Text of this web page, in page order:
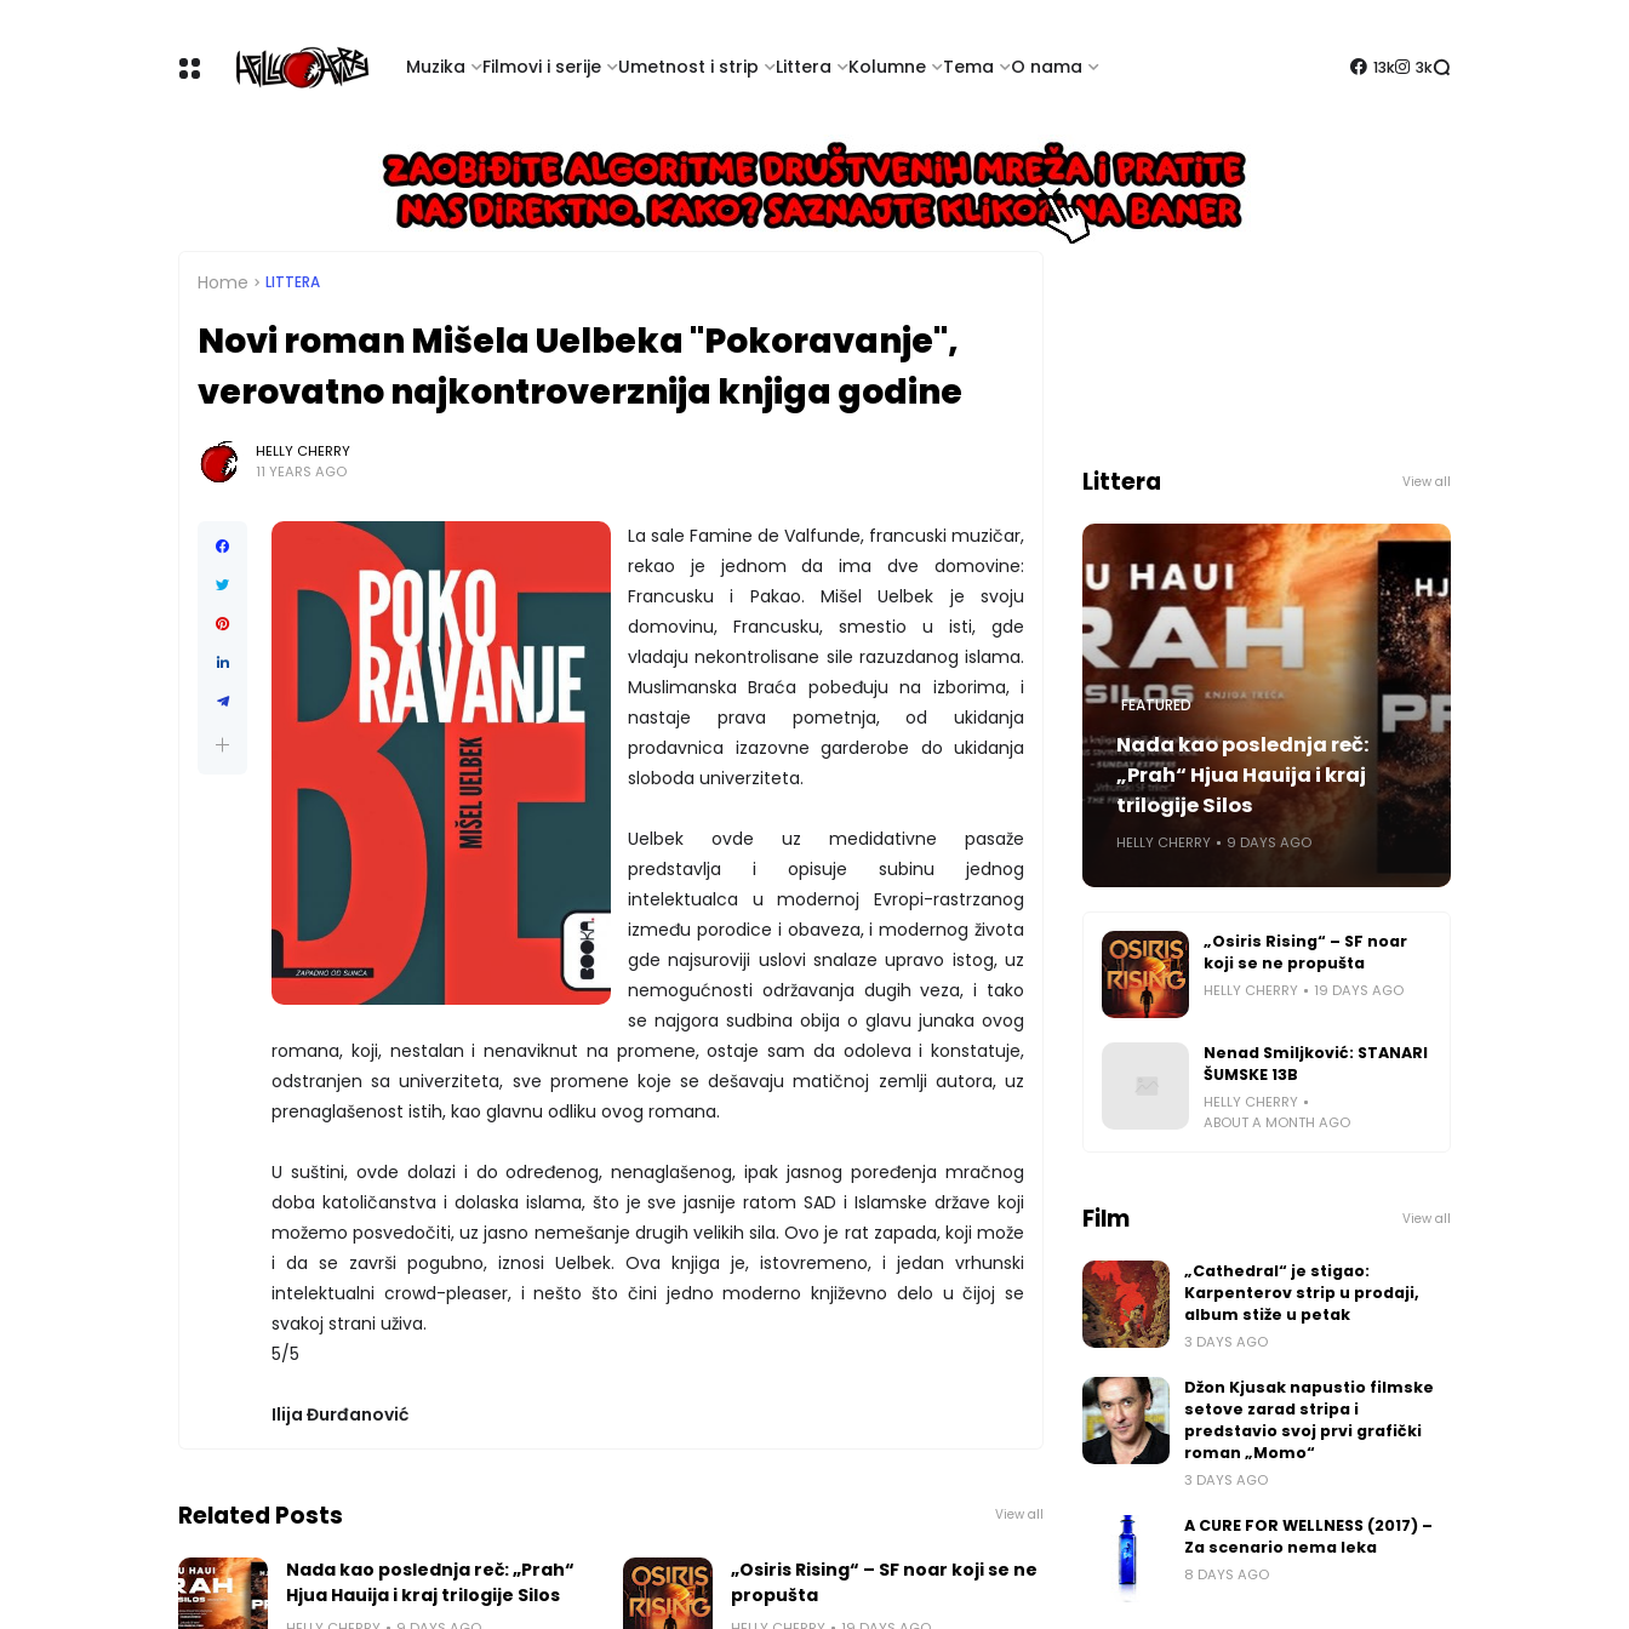
Muzika Filmovi i serije Umetnost i strip Littera Kolumne Tema O nama 13k 3k
Home LITTERA
Novi roman Mišela Uelbeka "Pokoravanje",
verovatno najkontroverznija knjiga godine
HELLY CHERRY
11 YEARS AGO
La sale Famine de Valfunde, francuski muzičar,
rekao je jednom da ima dve domovine:
Francusku i Pakao. Mišel Uelbek je svoju
domovinu, Francusku, smestio u isti, gde
vladaju nekontrolisane sile razuzdanog islama.
Muslimanska Braća pobeđuju na izborima, i
nastaje prava pometnja, od ukidanja
prodavnica izazovne garderobe do ukidanja
sloboda univerziteta.
Uelbek ovde uz medidativne pasaže
predstavlja i opisuje subinu jednog
intelektualca u modernoj Evropi-rastrzanog
između porodice i obaveza, i modernog života
gde najsuroviji uslovi snalaze upravo istog, uz
nemogućnosti održavanja dugih veza, i tako
se najgora sudbina obija o glavu junaka ovog
romana, koji, nestalan i nenaviknut na promene, ostaje sam da odoleva i konstatuje,
odstranjen sa univerziteta, sve promene koje se dešavaju matičnoj zemlji autora, uz
prenaglašenost istih, kao glavnu odliku ovog romana.
U suštini, ovde dolazi i do određenog, nenaglašenog, ipak jasnog poređenja mračnog
doba katoličanstva i dolaska islama, što je sve jasnije ratom SAD i Islamske države koji
možemo posvedočiti, uz jasno nemešanje drugih velikih sila. Ovo je rat zapada, koji može
i da se završi pogubno, iznosi Uelbek. Ova knjiga je, istovremeno, i jedan vrhunski
intelektualni crowd-pleaser, i nešto što čini jedno moderno književno delo u čijoj se
svakoj strani uživa.
5/5
Ilija Đurđanović
Related Posts View all
Nada kao poslednja reč: „Prah“
Hjua Hauija i kraj trilogije Silos
„Osiris Rising“ – SF noar koji se ne
propušta
Littera View all
FEATURED
Nada kao poslednja reč:
„Prah“ Hjua Hauija i kraj
trilogije Silos
HELLY CHERRY 9 DAYS AGO
„Osiris Rising“ – SF noar
koji se ne propušta
HELLY CHERRY 19 DAYS AGO
Nenad Smiljković: STANARI
ŠUMSKE 13B
HELLY CHERRY
ABOUT A MONTH AGO
Film View all
„Cathedral“ je stigao:
Karpenterov strip u prodaji,
album stiže u petak
3 DAYS AGO
Džon Kjusak napustio filmske
setove zarad stripa i
predstavio svoj prvi grafički
roman „Momo“
3 DAYS AGO
A CURE FOR WELLNESS (2017) –
Za scenario nema leka
8 DAYS AGO